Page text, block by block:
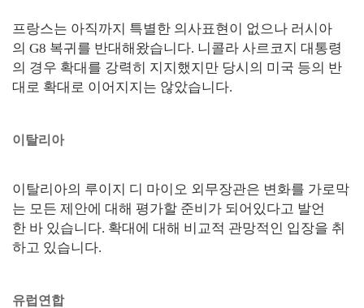
프랑스는 아직까지 특별한 의사표현이 없으나 러시아
의 G8 복귀를 반대해왔습니다. 니콜라 사르코지 대통령
의 경우 확대를 강력히 지지했지만 당시의 미국 등의 반
대로 확대로 이어지지는 않았습니다.
이탈리아
이탈리아의 루이지 디 마이오 외무장관은 변화를 가로막
는 모든 제안에 대해 평가할 준비가 되어있다고 발언
한 바 있습니다. 확대에 대해 비교적 관망적인 입장을 취
하고 있습니다.
유럽연합